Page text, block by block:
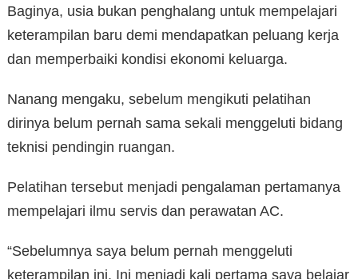
Baginya, usia bukan penghalang untuk mempelajari
keterampilan baru demi mendapatkan peluang kerja
dan memperbaiki kondisi ekonomi keluarga.
Nanang mengaku, sebelum mengikuti pelatihan
dirinya belum pernah sama sekali menggeluti bidang
teknisi pendingin ruangan.
Pelatihan tersebut menjadi pengalaman pertamanya
mempelajari ilmu servis dan perawatan AC.
“Sebelumnya saya belum pernah menggeluti
keterampilan ini. Ini menjadi kali pertama saya belajar